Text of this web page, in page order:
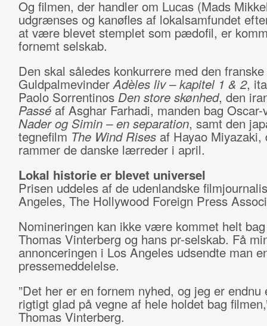
Og filmen, der handler om Lucas (Mads
udgrænses og kanøfles af lokalsamfundet
at være blevet stemplet som pædofil, er
fornemt selskab.
Den skal således konkurrere med den franske
GuldpalmevinderAdèles liv – kapitel 1 & 2,
Paolo Sorrentinos Den store skønhed, den
Passé af Asghar Farhadi, manden bag Oscar-
Nader og Simin – en separation, samt den
tegnefilm The Wind Risesaf Hayao Miyazaki,
rammer de danske lærreder i april.
Lokal historie er blevet universel
Prisen uddeles af de udenlandske
Angeles, The Hollywood Foreign Press
Nomineringen kan ikke være kommet helt
Thomas Vinterberg og hans pr-selskab. Få
annonceringen i Los Angeles udsendte man
pressemeddelelse.
”Det her er en fornem nyhed, og jeg er endnu
rigtigt glad på vegne af hele holdet bag
Thomas Vinterberg.